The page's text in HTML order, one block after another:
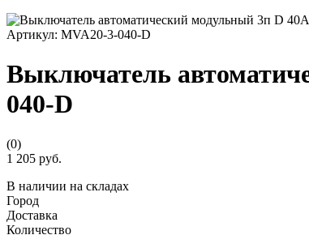
Артикул: MVA20-3-040-D
Выключатель
040-D
(0)
1 205 руб.
В наличии на складах
Город
Доставка
Количество